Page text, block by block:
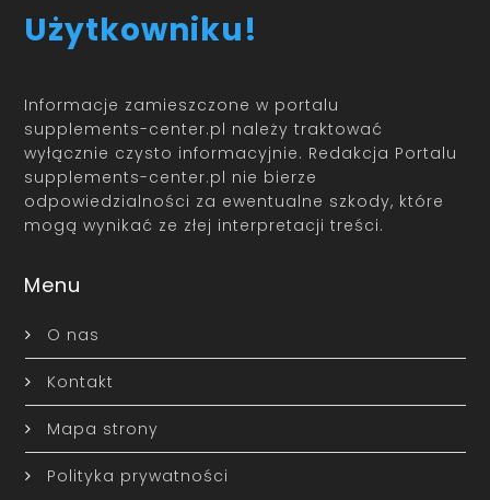
Użytkowniku!
Informacje zamieszczone w portalu
supplements-center.pl należy traktować
wyłącznie czysto informacyjnie. Redakcja Portalu
supplements-center.pl nie bierze
odpowiedzialności za ewentualne szkody, które
mogą wynikać ze złej interpretacji treści.
Menu
O nas
Kontakt
Mapa strony
Polityka prywatności